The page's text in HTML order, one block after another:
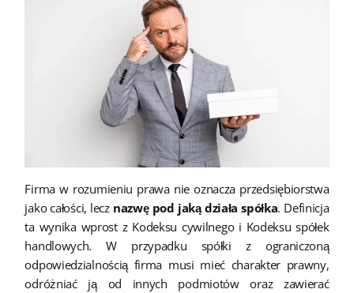
Firma w rozumieniu prawa nie oznacza przedsiębiorstwa
jako całości, lecz nazwę pod jaką działa spółka. Definicja
ta wynika wprost z Kodeksu cywilnego i Kodeksu spółek
handlowych. W przypadku spółki z ograniczoną
odpowiedzialnością firma musi mieć charakter prawny,
odróżniać ją od innych podmiotów oraz zawierać